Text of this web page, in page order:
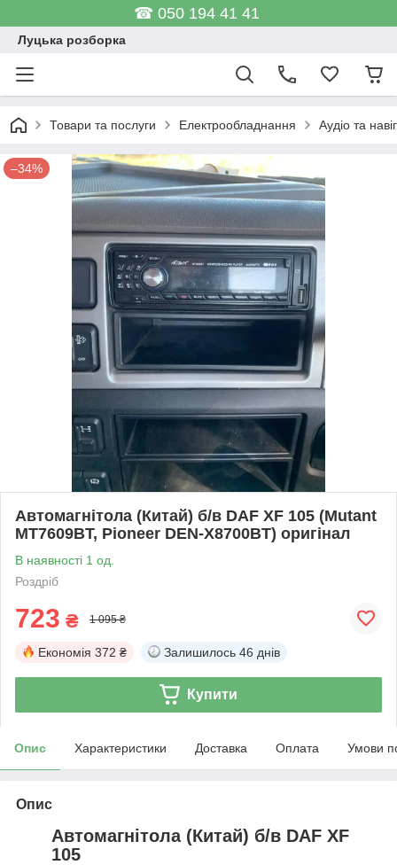
☎ 050 194 41 41
Луцька розборка
Товари та послуги Електрообладнання Аудіо та
–34%
Автомагнітола (Китай) б/в DAF XF 105 (Mutant
MT7609BT, Pioneer DEN-X8700BT) оригінал
В наявності 1 од.
Роздріб
723 ₴ 1 095 ₴
Економія 372 ₴ Залишилось 46 днів
Купити
Опис Характеристики Доставка Оплата Умови
Опис
Автомагнітола (Китай) б/в DAF XF
105